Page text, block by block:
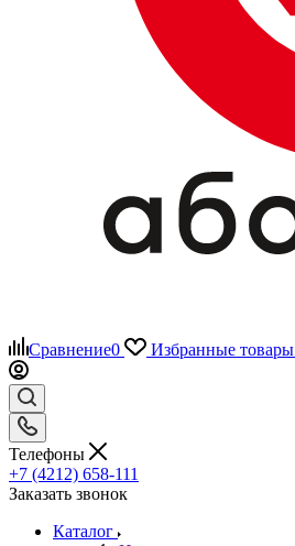
Сравнение0 Избранные товары
Телефоны
+7 (4212) 658-111
Заказать звонок
Каталог